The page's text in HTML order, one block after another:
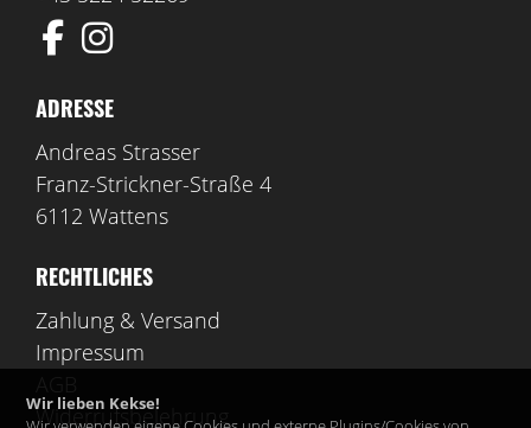
ADRESSE
Andreas Strasser
Franz-Strickner-Straße 4
6112 Wattens
RECHTLICHES
Zahlung & Versand
Impressum
Widerrufsbelehrung
Wir lieben Kekse!